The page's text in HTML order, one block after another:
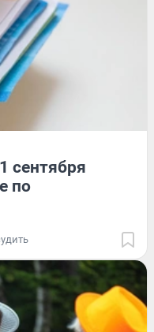
сентября
по